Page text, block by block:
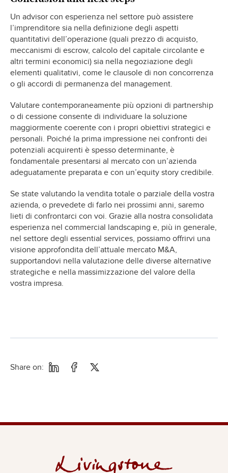
Un advisor con esperienza nel settore può assistere
l’imprenditore sia nella definizione degli aspetti
quantitativi dell’operazione (quali prezzo di acquisto,
meccanismi di escrow, calcolo del capitale circolante e
altri termini economici) sia nella negoziazione degli
elementi qualitativi, come le clausole di non concorrenza
o gli accordi di permanenza del management.
Valutare contemporaneamente più opzioni di partnership
o di cessione consente di individuare la soluzione
maggiormente coerente con i propri obiettivi strategici e
personali. Poiché la prima impressione nei confronti dei
potenziali acquirenti è spesso determinante, è
fondamentale presentarsi al mercato con un’azienda
adeguatamente preparata e con un’equity story credibile.
Se state valutando la vendita totale o parziale della vostra
azienda, o prevedete di farlo nei prossimi anni, saremo
lieti di confrontarci con voi. Grazie alla nostra consolidata
esperienza nel commercial landscaping e, più in generale,
nel settore degli essential services, possiamo offrirvi una
visione approfondita dell’attuale mercato M&A,
supportandovi nella valutazione delle diverse alternative
strategiche e nella massimizzazione del valore della
vostra impresa.
Share on: